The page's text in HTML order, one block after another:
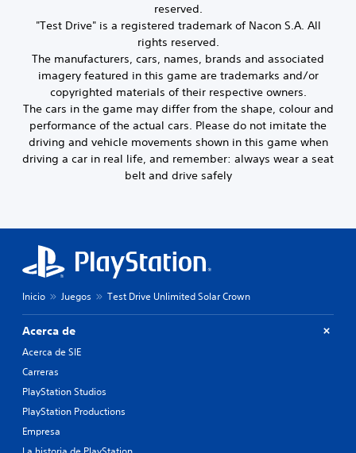
reserved.
"Test Drive" is a registered trademark of Nacon S.A. All
rights reserved.
The manufacturers, cars, names, brands and associated
imagery featured in this game are trademarks and/or
copyrighted materials of their respective owners.
The cars in the game may differ from the shape, colour and
performance of the actual cars. Please do not imitate the
driving and vehicle movements shown in this game when
driving a car in real life, and remember: always wear a seat
belt and drive safely
Inicio Juegos Test Drive Unlimited Solar Crown
Acerca de
Acerca de SIE
Carreras
PlayStation Studios
PlayStation Productions
Empresa